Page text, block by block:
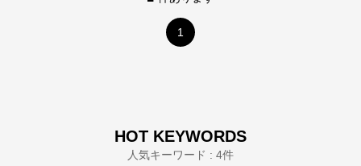
1
HOT KEYWORDS
人気キーワード : 4件